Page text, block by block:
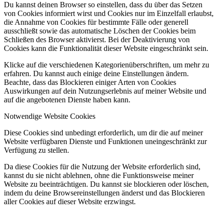
Du kannst deinen Browser so einstellen, dass du über das Setzen
von Cookies informiert wirst und Cookies nur im Einzelfall erlaubst,
die Annahme von Cookies für bestimmte Fälle oder generell
ausschließt sowie das automatische Löschen der Cookies beim
Schließen des Browser aktivierst. Bei der Deaktivierung von
Cookies kann die Funktionalität dieser Website eingeschränkt sein.
Klicke auf die verschiedenen Kategorienüberschriften, um mehr zu
erfahren. Du kannst auch einige deine Einstellungen ändern.
Beachte, dass das Blockieren einiger Arten von Cookies
Auswirkungen auf dein Nutzungserlebnis auf meiner Website und
auf die angebotenen Dienste haben kann.
Notwendige Website Cookies
Diese Cookies sind unbedingt erforderlich, um dir die auf meiner
Website verfügbaren Dienste und Funktionen uneingeschränkt zur
Verfügung zu stellen.
Da diese Cookies für die Nutzung der Website erforderlich sind,
kannst du sie nicht ablehnen, ohne die Funktionsweise meiner
Website zu beeinträchtigen. Du kannst sie blockieren oder löschen,
indem du deine Browsereinstellungen änderst und das Blockieren
aller Cookies auf dieser Website erzwingst.